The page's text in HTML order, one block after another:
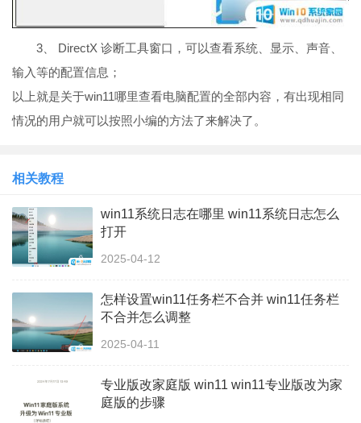
3、 DirectX 诊断工具窗口，可以查看系统、显示、声音、
输入等的配置信息；
以上就是关于win11哪里查看电脑配置的全部内容，有出现相同
情况的用户就可以按照小编的方法了来解决了。
相关教程
win11系统日志在哪里 win11系统日志怎么
打开
2025-04-12
怎样设置win11任务栏不合并 win11任务栏
不合并怎么调整
2025-04-11
专业版改家庭版 win11 win11专业版改为家
庭版的步骤